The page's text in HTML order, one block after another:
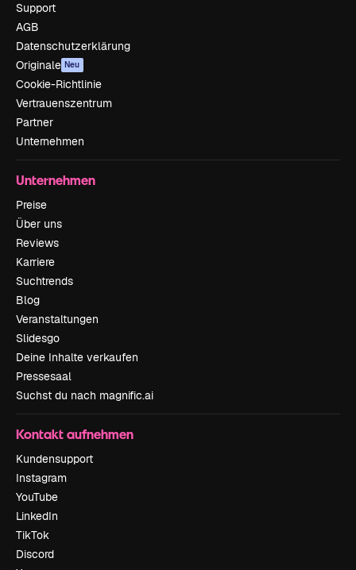
Support
AGB
Datenschutzerklärung
Originale Neu
Cookie-Richtlinie
Vertrauenszentrum
Partner
Unternehmen
Unternehmen
Preise
Über uns
Reviews
Karriere
Suchtrends
Blog
Veranstaltungen
Slidesgo
Deine Inhalte verkaufen
Pressesaal
Suchst du nach magnific.ai
Kontakt aufnehmen
Kundensupport
Instagram
YouTube
LinkedIn
TikTok
Discord